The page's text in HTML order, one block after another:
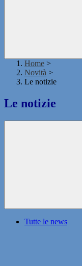
Home >
Novità >
Le notizie
Le notizie
Tutte le news